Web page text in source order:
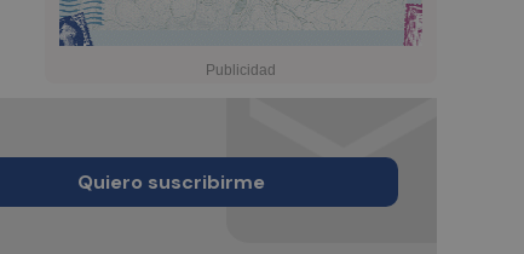
Quiero suscribirme